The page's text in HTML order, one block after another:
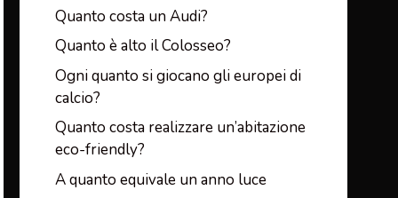
Quanto costa un Audi?
Quanto è alto il Colosseo?
Ogni quanto si giocano gli europei di
calcio?
Quanto costa realizzare un’abitazione
eco-friendly?
A quanto equivale un anno luce